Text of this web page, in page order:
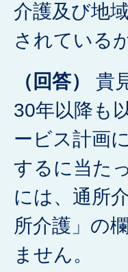
介護及び地
されている
（回答）
貴
30年以降も
ービス計画
するに当た
には、通所
所介護」の
ません。